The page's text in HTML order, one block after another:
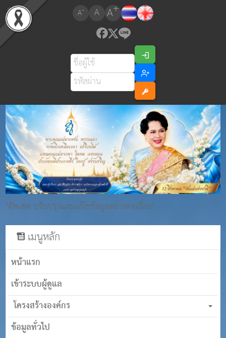
A- A A+
"อัพเดท ปรับปรุงและแก้ไขข้อมูลอย่างต่อเนื่อง"
เมนูหลัก
หน้าแรก
เข้าระบบผู้ดูแล
โครงสร้างองค์กร
ข้อมูลทั่วไป